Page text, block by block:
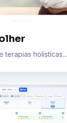
terapias holísticas...